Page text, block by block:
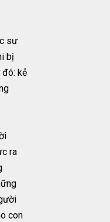
sư
bị
kẻ
ra
con